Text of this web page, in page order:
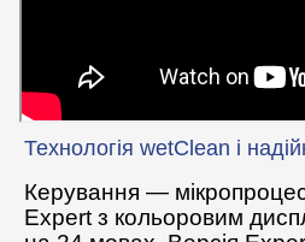
Технологія wetClean і
Керування —
Expert з кольоровим